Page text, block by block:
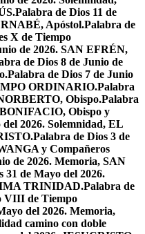
Palabra de Dios 11 de
Apóstol.Palabra de
X de Tiempo
de 2026. SAN EFRÉN,
de Dios 8 de Junio de
Palabra de Dios 7 de Junio
ORDINARIO.Palabra
Obispo.Palabra
Obispo y
2026. Solemnidad, EL
Palabra de Dios 3 de
y Compañeros
de 2026. Memoria, SAN
31 de Mayo del 2026.
TRINIDAD.Palabra de
VIII de Tiempo
del 2026. Memoria,
camino con doble